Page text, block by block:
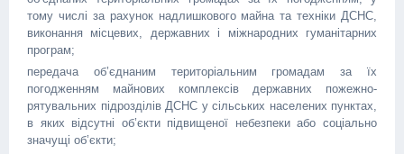
тому числі за рахунок надлишкового майна та техніки ДСНС,
виконання місцевих, державних і міжнародних гуманітарних
програм;
передача об’єднаним територіальним громадам за їх
погодженням майнових комплексів державних пожежно-
рятувальних підрозділів ДСНС у сільських населених пунктах,
в яких відсутні об’єкти підвищеної небезпеки або соціально
значущі об’єкти;